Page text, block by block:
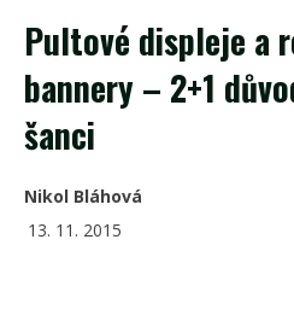
Pultové displeje a
bannery – 2+1
šanci
Nikol Bláhová
13. 11. 2015